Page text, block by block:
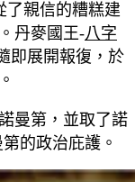
了親信的糟糕建
丹麥國王-八字
即展開報復，於
。
曼第，並取了諾
的政治庇護。